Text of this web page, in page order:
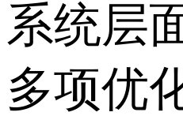
系统层
多项优